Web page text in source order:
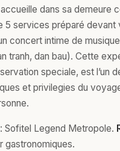
dans sa demeure
5 services préparé devant
concert intime de musique
tranh, dan bau). Cette
speciale, est l’un
et privilegies du
: Sofitel Legend Metropole.
gastronomiques.